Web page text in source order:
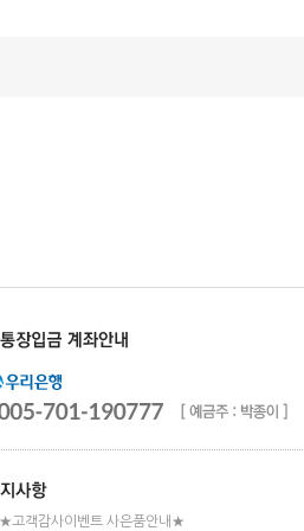
★고객감사이벤트 사은품안내★